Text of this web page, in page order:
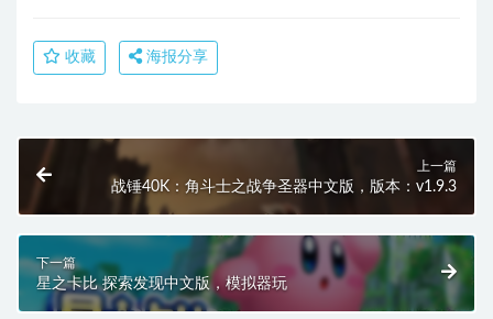
收藏 海报分享
上一篇
战锤40K：角斗士之战争圣器中文版，版本：v1.9.3
下一篇
星之卡比 探索发现中文版，模拟器玩